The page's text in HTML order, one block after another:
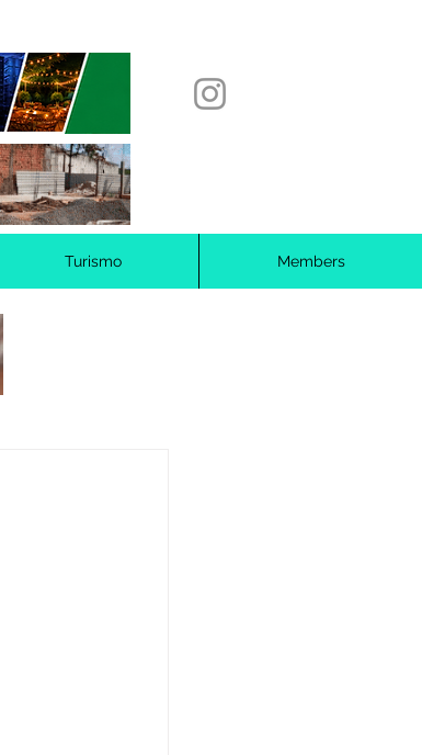
Turismo Members